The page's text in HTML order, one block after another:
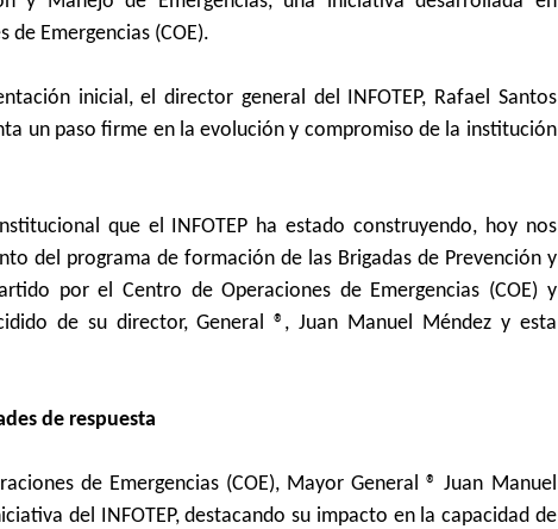
Emergencias (COE).
inicial, el director general del INFOTEP, Rafael Santos
un paso firme en la evolución y compromiso de la institución
que el INFOTEP ha estado construyendo, hoy nos
del programa de formación de las Brigadas de Prevención y
por el Centro de Operaciones de Emergencias (COE) y
de su director, General ®, Juan Manuel Méndez y esta
de respuesta
de Emergencias (COE), Mayor General ® Juan Manuel
del INFOTEP, destacando su impacto en la capacidad de